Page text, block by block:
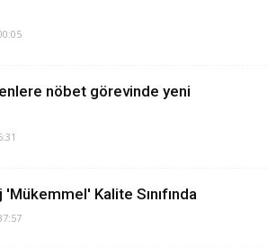
nöbet görevinde yeni
Kalite Sınıfında